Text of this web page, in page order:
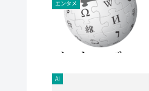
エンタメ
AI